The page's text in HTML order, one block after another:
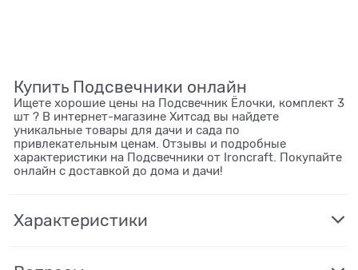
Купить Подсвечники онлайн
Ищете хорошие цены на Подсвечник Ёлочки, комплект 3
шт ? В интернет-магазине Хитсад вы найдете
уникальные товары для дачи и сада по
привлекательным ценам. Отзывы и подробные
характеристики на Подсвечники от Ironcraft. Покупайте
онлайн с доставкой до дома и дачи!
Характеристики